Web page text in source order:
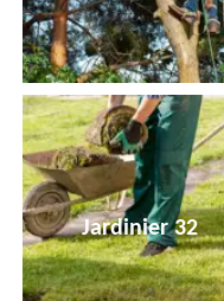
Jardinier 32